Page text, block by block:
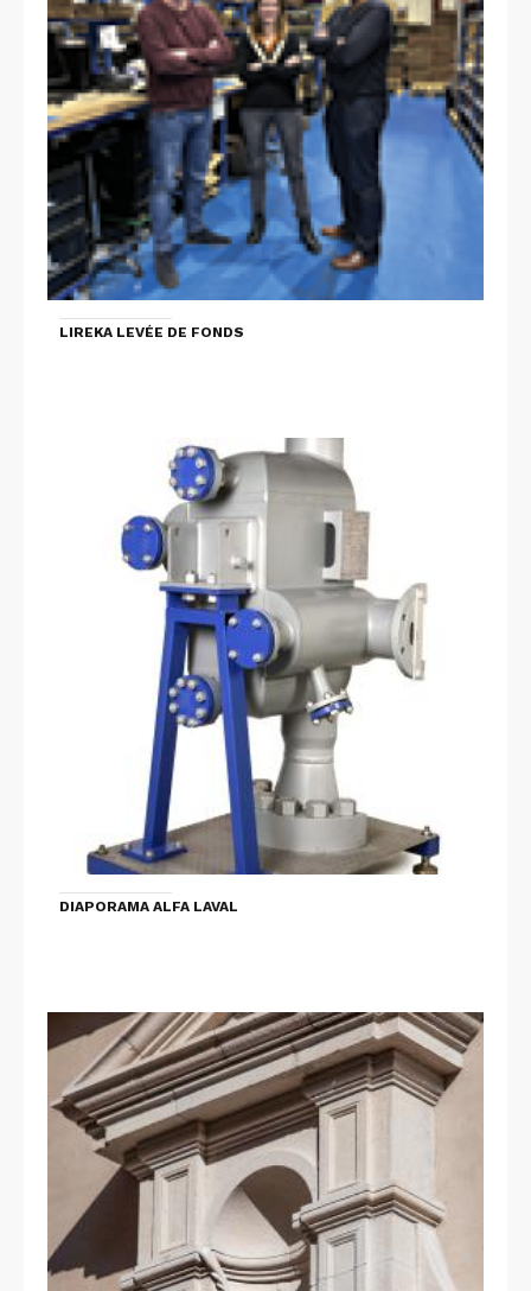
LIREKA LEVÉE DE FONDS
DIAPORAMA ALFA LAVAL